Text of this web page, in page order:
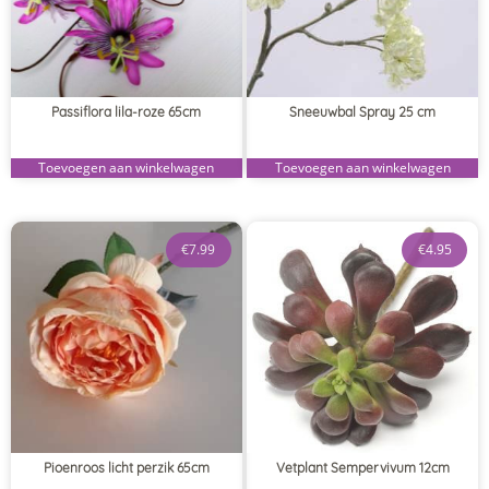
Passiflora lila-roze 65cm
Toevoegen aan winkelwagen
Sneeuwbal Spray 25 cm
Toevoegen aan winkelwagen
Pioenroos licht perzik 65cm
€7.99
Vetplant Sempervivum 12cm
€4.95